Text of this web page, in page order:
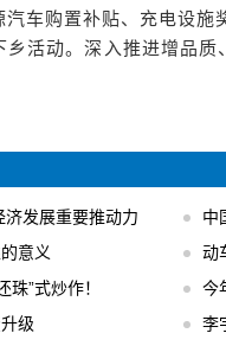
车购置补贴、充电设
活动。深入推进增品
发展重要推动力
中
意义
动
”式炒作！
今
级
李